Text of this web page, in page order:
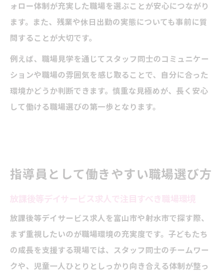
ォロー体制が充実した職場を選ぶことが安心につながり
ます。また、残業や休日出勤の実態についても事前に質
問することが大切です。
例えば、職場見学を通じてスタッフ同士のコミュニケー
ションや職場の雰囲気を感じ取ることで、自分に合った
環境かどうか判断できます。慎重な見極めが、長く安心
して働ける職場選びの第一歩となります。
指導員として働きやすい職場選び方
放課後等デイサービス求人で注目すべき職場環境
放課後等デイサービス求人を富山市や射水市で探す際、
まず重視したいのが職場環境の充実度です。子どもたち
の成長を支援する現場では、スタッフ同士のチームワー
クや、児童一人ひとりとしっかり向き合える体制が整っ